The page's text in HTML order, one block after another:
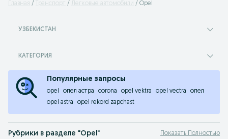
Главная Транспорт Легковые автомобили Opel
УЗБЕКИСТАН
КАТЕГОРИЯ
Популярные запросы
opel опел астра corona opel vektra opel vectra
опел
opel astra
opel rekord zapchast
Рубрики в разделе "Opel" Показать Полностью